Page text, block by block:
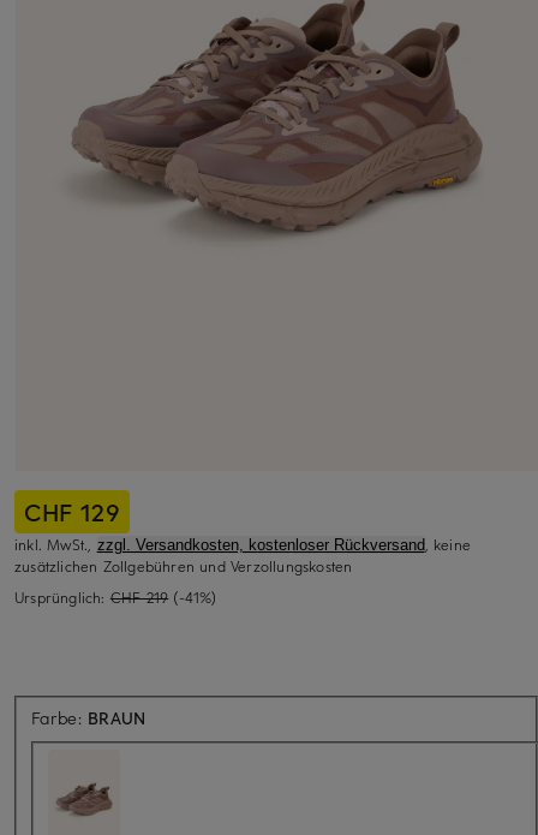
CHF 129
inkl. MwSt., zzgl. Versandkosten, kostenloser Rückversand, keine
zusätzlichen Zollgebühren und Verzollungskosten
Ursprünglich: CHF 219 (-41%)
Farbe: BRAUN